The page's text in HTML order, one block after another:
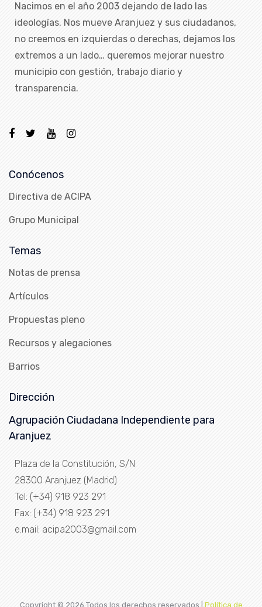
Nacimos en el año 2003 dejando de lado las
ideologías. Nos mueve Aranjuez y sus ciudadanos,
no creemos en izquierdas o derechas, dejamos los
extremos a un lado… queremos mejorar nuestro
municipio con gestión, trabajo diario y
transparencia.
Conócenos
Directiva de ACIPA
Grupo Municipal
Temas
Notas de prensa
Artículos
Propuestas pleno
Recursos y alegaciones
Barrios
Dirección
Agrupación Ciudadana Independiente para
Aranjuez
Plaza de la Constitución, S/N
28300 Aranjuez (Madrid)
Tel: (+34) 918 923 291
Fax: (+34) 918 923 291
e.mail: acipa2003@gmail.com
Copyright © 2026 Todos los derechos reservados | Política de